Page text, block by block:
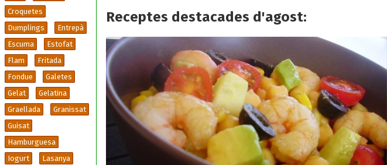
Croquetes
Dumplings
Entrepà
Escuma
Estofat
Flam
Fritada
Fondue
Galetes
Gelat
Gelatina
Graellada
Granissat
Guisat
Hamburguesa
Iogurt
Lasanya
Receptes destacades d'agost: